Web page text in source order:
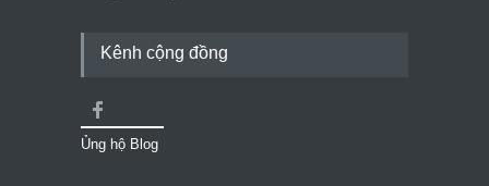
Kênh cộng đồng
Ủng hộ Blog